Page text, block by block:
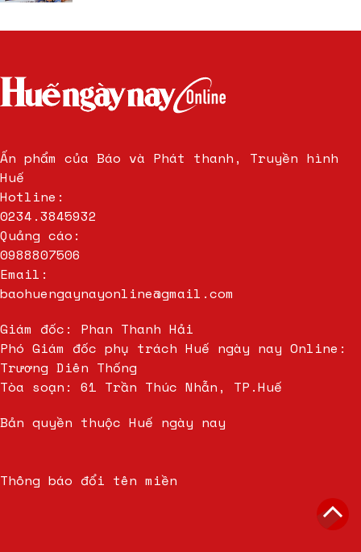
Ấn phẩm của Báo và Phát thanh, Truyền hình
Huế
Hotline:
0234.3845932
Quảng cáo:
0988807506
Email:
baohuengaynayonline@gmail.com
Giám đốc: Phan Thanh Hải
Phó Giám đốc phụ trách Huế ngày nay Online:
Trương Diên Thống
Tòa soạn: 61 Trần Thúc Nhẫn, TP.Huế
Bản quyền thuộc Huế ngày nay
Thông báo đổi tên miền